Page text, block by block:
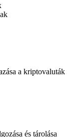
a kriptovaluták
és tárolása